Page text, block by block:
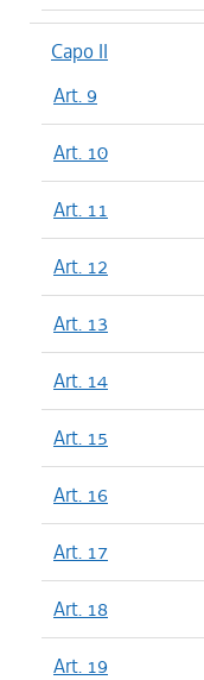
Capo II
Art. 9
Art. 10
Art. 11
Art. 12
Art. 13
Art. 14
Art. 15
Art. 16
Art. 17
Art. 18
Art. 19